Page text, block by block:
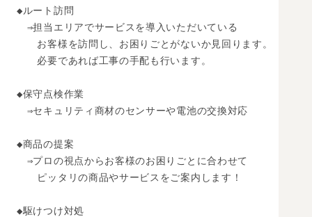
◆ルート訪問
⇒担当エリアでサービスを導入いただいている
お客様を訪問し、お困りごとがないか見回ります。
必要であれば工事の手配も行います。
◆保守点検作業
⇒セキュリティ商材のセンサーや電池の交換対応
◆商品の提案
⇒プロの視点からお客様のお困りごとに合わせて
ピッタリの商品やサービスをご案内します！
◆駆けつけ対処